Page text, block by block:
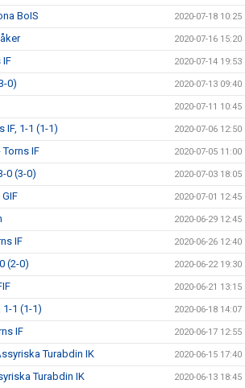
BoIS 2020-07-18 10:25
2020-07-16 15:20
IF 2020-07-14 19:53
0) 2020-07-13 09:40
2020-07-11 10:45
IF, 1-1 (1-1) 2020-07-06 12:50
IF 2020-07-05 11:00
0 (3-0) 2020-07-03 18:05
2020-07-01 12:45
2020-06-29 12:45
IF 2020-06-26 12:40
(2-0) 2020-06-22 19:30
2020-06-21 13:15
1-1 (1-1) 2020-06-18 14:07
IF 2020-06-17 12:55
Turabdin IK 2020-06-15 17:40
Turabdin IK 2020-06-13 18:45